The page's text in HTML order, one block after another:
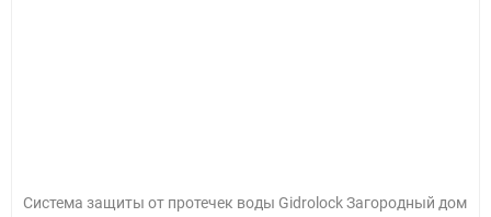
Система защиты от протечек воды Gidrolock Загородный дом